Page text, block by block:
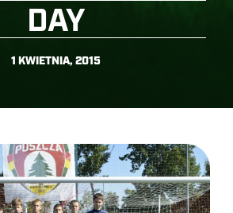
DAY
1 KWIETNIA, 2015